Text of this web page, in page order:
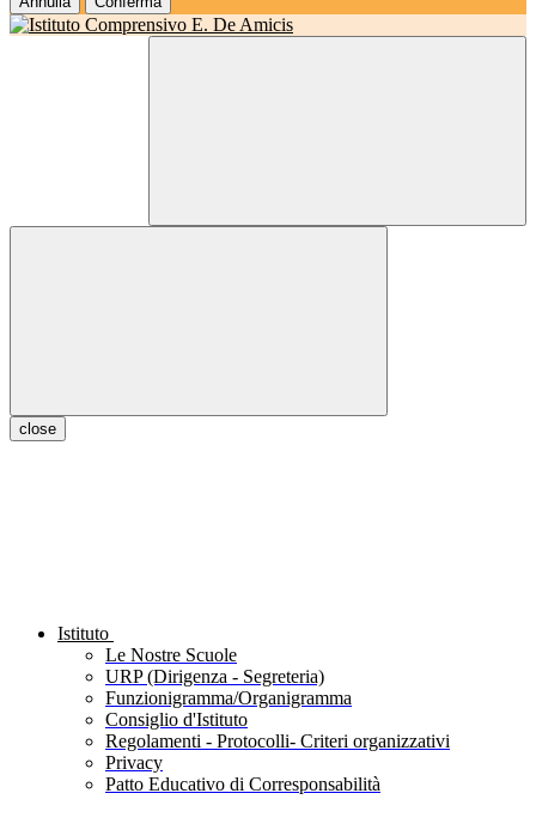
close
Istituto
Le Nostre Scuole
URP (Dirigenza - Segreteria)
Funzionigramma/Organigramma
Consiglio d'Istituto
Regolamenti - Protocolli- Criteri organizzativi
Privacy
Patto Educativo di Corresponsabilità